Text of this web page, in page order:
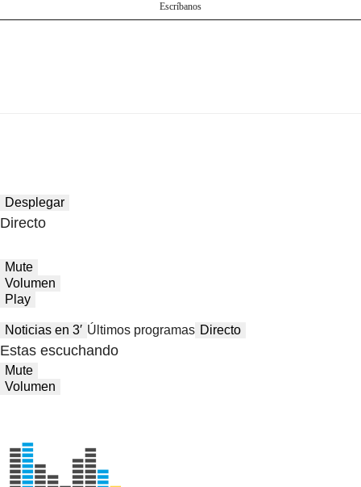
Escríbanos
Desplegar
Directo
Mute
Volumen
Play
Noticias en 3′ Últimos programas Directo
Estas escuchando
Mute
Volumen